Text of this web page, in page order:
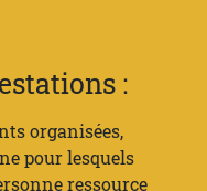
:
organisées,
pour lesquels
ressource